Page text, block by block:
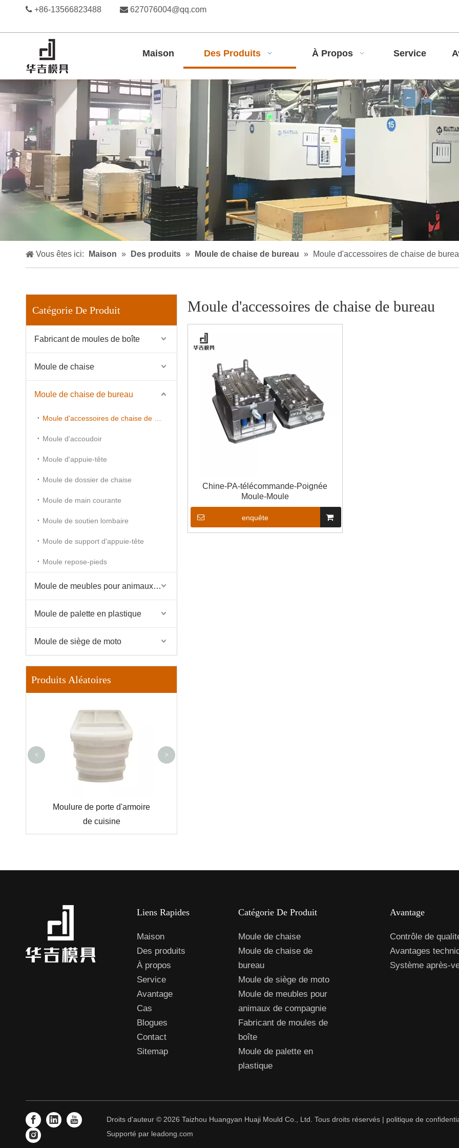
 +86-13566823488  627076004@qq.com
Maison Des Produits À Propos Service
Vous êtes ici: Maison » Des produits » Moule de chaise de bureau » Moule d'accessoires de chaise de
Catégorie De Produit
Fabricant de moules de boîte
Moule de chaise
Moule de chaise de bureau
Moule d'accoudoir
Moule d'appuie-tête
Moule de dossier de chaise
Moule de main courante
Moule de soutien lombaire
Moule de support d'appuie-tête
Moule repose-pieds
Moule de meubles pour animaux de compagnie
Moule de palette en plastique
Moule de siège de moto
Produits Aléatoires
Moulure de porte d'armoire
de cuisine
< >
Moule d'accessoires de chaise de bureau
Chine-PA-télécommande-Poignée
Moule-Moule
enquête
Liens Rapides
Maison
Des produits
À propos
Service
Avantage
Cas
Blogues
Contact
Sitemap
Catégorie De Produit
Moule de chaise
Moule de chaise de
bureau
Moule de siège de moto
Moule de meubles pour
animaux de compagnie
Fabricant de moules de
boîte
Moule de palette en
plastique
Avantage
Contrôle de
Avantages
Système après-
Droits d'auteur © 2026 Taizhou Huangyan Huaji Mould Co., Ltd. Tous droits réservés | politique de
Supporté par leadong.com